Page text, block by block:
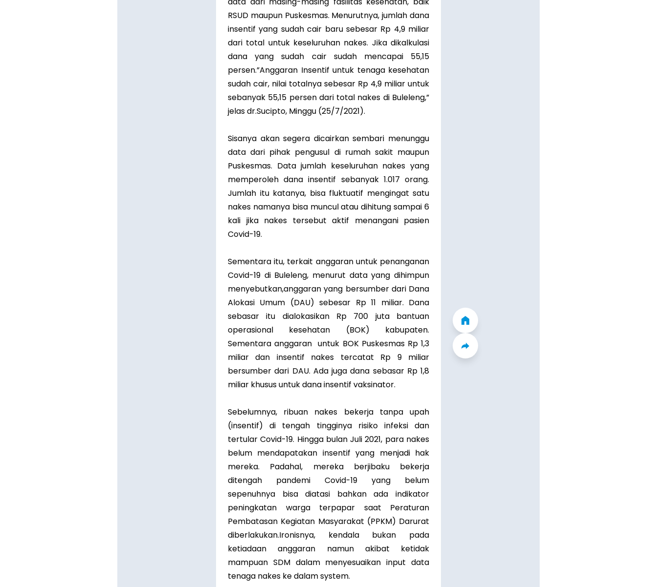
RSUD maupun Puskesmas. Menurutnya, jumlah dana
insentif yang sudah cair baru sebesar Rp 4,9 miliar
dari total untuk keseluruhan nakes. Jika dikalkulasi
dana yang sudah cair sudah mencapai 55,15
persen.”Anggaran Insentif untuk tenaga kesehatan
sudah cair, nilai totalnya sebesar Rp 4,9 miliar untuk
sebanyak 55,15 persen dari total nakes di Buleleng,”
jelas dr.Sucipto, Minggu (25/7/2021).
Sisanya akan segera dicairkan sembari menunggu
data dari pihak pengusul di rumah sakit maupun
Puskesmas. Data jumlah keseluruhan nakes yang
memperoleh dana insentif sebanyak 1.017 orang.
Jumlah itu katanya, bisa fluktuatif mengingat satu
nakes namanya bisa muncul atau dihitung sampai 6
kali jika nakes tersebut aktif menangani pasien
Covid-19.
Sementara itu, terkait anggaran untuk penanganan
Covid-19 di Buleleng, menurut data yang dihimpun
menyebutkan,anggaran yang bersumber dari Dana
Alokasi Umum (DAU) sebesar Rp 11 miliar. Dana
sebasar itu dialokasikan Rp 700 juta bantuan
operasional kesehatan (BOK) kabupaten.
Sementara anggaran untuk BOK Puskesmas Rp 1,3
miliar dan insentif nakes tercatat Rp 9 miliar
bersumber dari DAU. Ada juga dana sebasar Rp 1,8
miliar khusus untuk dana insentif vaksinator.
Sebelumnya, ribuan nakes bekerja tanpa upah
(insentif) di tengah tingginya risiko infeksi dan
tertular Covid-19. Hingga bulan Juli 2021, para nakes
belum mendapatakan insentif yang menjadi hak
mereka. Padahal, mereka berjibaku bekerja
ditengah pandemi Covid-19 yang belum
sepenuhnya bisa diatasi bahkan ada indikator
peningkatan warga terpapar saat Peraturan
Pembatasan Kegiatan Masyarakat (PPKM) Darurat
diberlakukan.Ironisnya, kendala bukan pada
ketiadaan anggaran namun akibat ketidak
mampuan SDM dalam menyesuaikan input data
tenaga nakes ke dalam system.